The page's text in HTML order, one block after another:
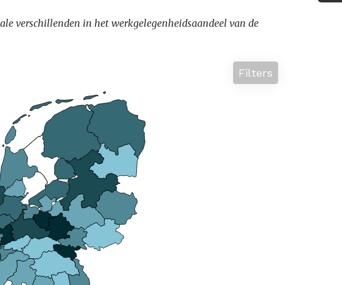
verschillenden in het werkgelegenheidsaandeel van de
Filters